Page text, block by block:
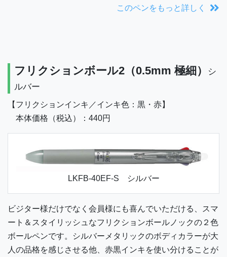
このペンをもっと詳しく
フリクションボール2（0.5mm 極細）
シ
ルバー
【フリクションインキ／インキ色：黒・赤】
本体価格（税込）：440円
LKFB-40EF-S シルバー
ビジター様だけでなく会員様にも喜んでいただける、スマ
ート＆スタイリッシュなフリクションボールノックの２色
ボールペンです。シルバーメタリックのボディカラーが大
人の品格を感じさせる他、赤黒インキを使い分けることが